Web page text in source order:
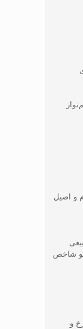
و اصیل
شاخص
و